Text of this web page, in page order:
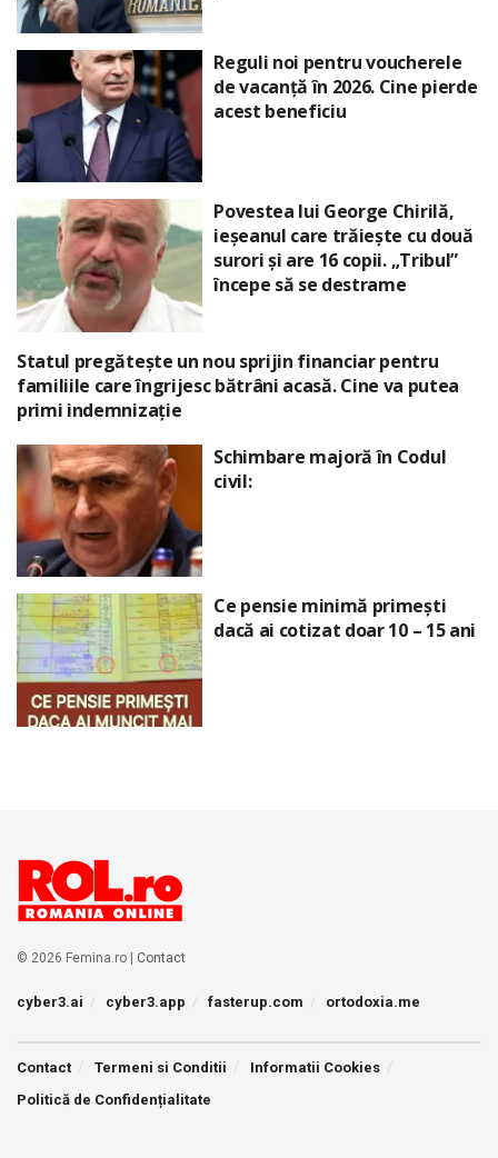
Reguli noi pentru voucherele
de vacanță în 2026. Cine pierde
acest beneficiu
Povestea lui George Chirilă,
ieșeanul care trăiește cu două
surori și are 16 copii. „Tribul”
începe să se destrame
Statul pregătește un nou sprijin financiar pentru
familiile care îngrijesc bătrâni acasă. Cine va putea
primi indemnizație
Schimbare majoră în Codul
civil:
Ce pensie minimă primești
dacă ai cotizat doar 10 – 15 ani
© 2026 Femina.ro | Contact
cyber3.ai cyber3.app fasterup.com ortodoxia.me
Contact Termeni si Conditii
Informatii Cookies
Politică de Confidențialitate